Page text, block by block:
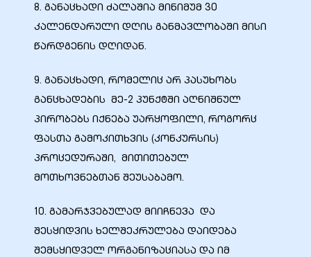
8. განაცხადი ძალაშია მინიმუმ 30
კალენდარული დღის განმავლობაში მისი
წარდგენის დღიდან.
9. განაცხადი, რომელიც არ პასუხობს
განცხადების მე-2 პუნქტში აღნიშნულ
პირობებს იქნება უარყოფილი, როგორც
ფასთა გამოკითხვის (კონკურსის)
პროცედურაში, მითითებულ
მოთხოვნებთან შეუსაბამო.
10. გამარჯვებულად მიიჩნევა და
შესყიდვის ხელშეკრულება დაიდება
შემსყიდველ ორგანიზაციასა და იმ